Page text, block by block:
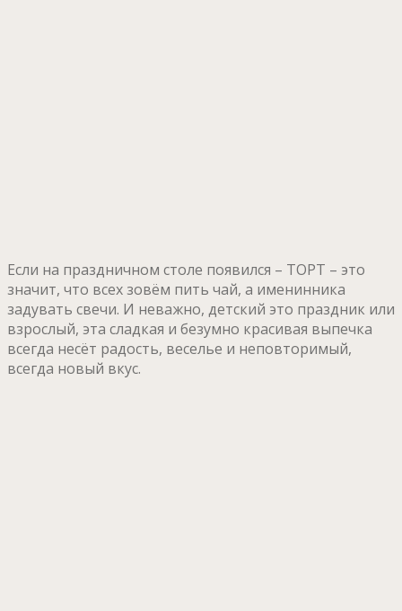
Если на праздничном столе появился – ТОРТ – это
значит, что всех зовём пить чай, а именинника
задувать свечи. И неважно, детский это праздник или
взрослый, эта сладкая и безумно красивая выпечка
всегда несёт радость, веселье и неповторимый,
всегда новый вкус.